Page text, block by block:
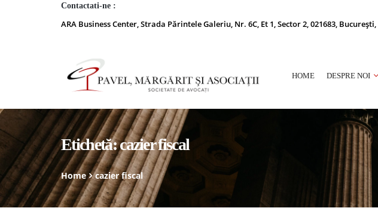
Contactati-ne :
ARA Business Center, Strada Părintele Galeriu, Nr. 6C, Et 1, Sector 2, 021683,
HOME DESPRE NOI
Etichetă:cazier fiscal
Home cazier fiscal